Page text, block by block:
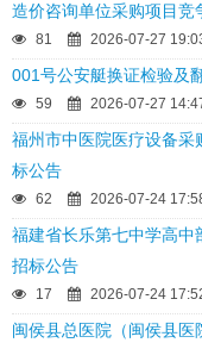
造价咨询单位采购项目竞
81 2026-07-27
001号公安艇换证检验及
59 2026-07-27
福州市中医院医疗设备采
标公告
62 2026-07-24
福建省长乐第七中学高
招标公告
17 2026-07-24
闽侯县总医院（闽侯县